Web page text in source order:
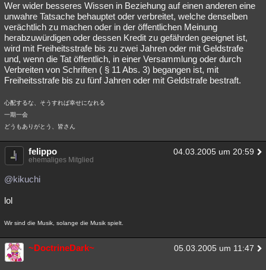
Wer wider besseres Wissen in Beziehung auf einen anderen eine
unwahre Tatsache behauptet oder verbreitet, welche denselben
verächtlich zu machen oder in der öffentlichen Meinung
herabzuwürdigen oder dessen Kredit zu gefährden geeignet ist,
wird mit Freiheitsstrafe bis zu zwei Jahren oder mit Geldstrafe
und, wenn die Tat öffentlich, in einer Versammlung oder durch
Verbreiten von Schriften ( § 11 Abs. 3) begangen ist, mit
Freiheitsstrafe bis zu fünf Jahren oder mit Geldstrafe bestraft.
心配するな、そうすれば幸せになれる
一期一会
どうもありがとう、皆さん
felippo 04.03.2005 um 20:59
ehemaliges Mitglied
@kikuchi
lol
Wir sind die Musik, solange die Musik spielt.
~DoctrineDark~ 05.03.2005 um 11:47